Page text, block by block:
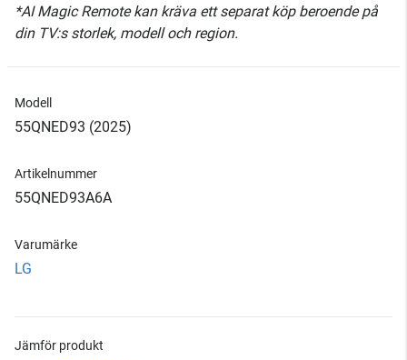
*AI Magic Remote kan kräva ett separat köp beroende på
din TV:s storlek, modell och region.
Modell
55QNED93 (2025)
Artikelnummer
55QNED93A6A
Varumärke
LG
Jämför produkt